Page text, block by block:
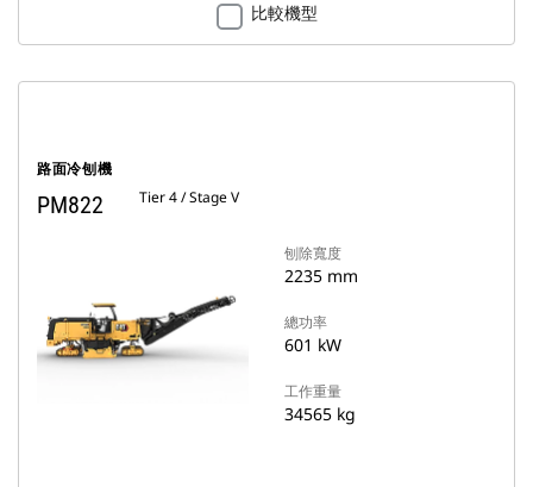
比較機型
路面冷刨機
PM822 Tier 4 / Stage V
刨除寬度
2235 mm
總功率
601 kW
工作重量
34565 kg